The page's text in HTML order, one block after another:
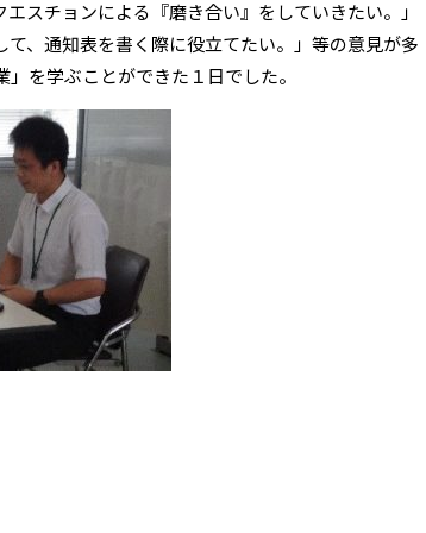
スチョンによる『磨き合い』をしていきたい。」
て、通知表を書く際に役立てたい。」等の意見が多
を学ぶことができた１日でした。